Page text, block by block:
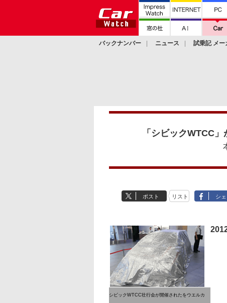
バックナンバー ニュース 試乗記 メー
「シビックWTCC
ポスト リスト シ
シビックWTCC壮行会が開催されたをウエルカ